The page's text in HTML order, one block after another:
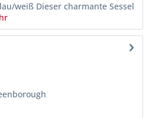
weiß Dieser charmante Sessel